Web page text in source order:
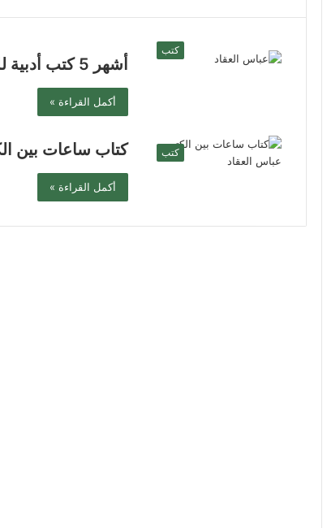
كتب
أشهر 5 كتب أدبية للعقاد
أكمل القراءة »
كتب كتاب ساعات بين
أكمل القراءة »